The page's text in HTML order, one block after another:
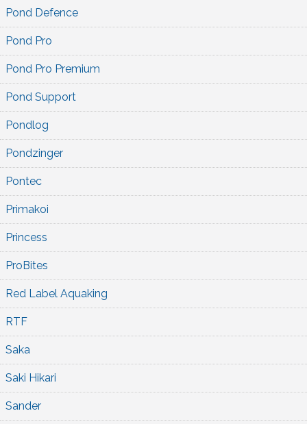
Pond Defence
Pond Pro
Pond Pro Premium
Pond Support
Pondlog
Pondzinger
Pontec
Primakoi
Princess
ProBites
Red Label Aquaking
RTF
Saka
Saki Hikari
Sander